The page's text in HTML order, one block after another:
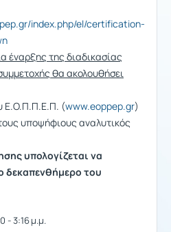
index.php/el/certification-
έναρξης της διαδικασίας
θα ακολουθήσει
Ε.Ο.Π.Π.Ε.Π. (www.eoppep.gr)
υποψήφιους αναλυτικός
υπολογίζεται να
δεκαπενθήμερο του
- 3:16 μ.μ.